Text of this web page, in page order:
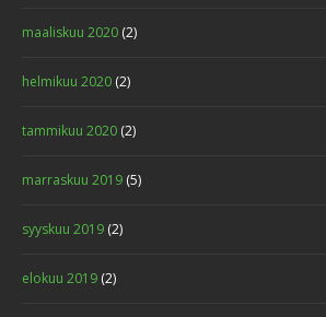
maaliskuu 2020 (2)
helmikuu 2020 (2)
tammikuu 2020 (2)
marraskuu 2019 (5)
syyskuu 2019 (2)
elokuu 2019 (2)